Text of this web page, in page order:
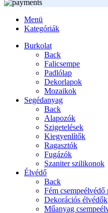
Menü
Kategóriák
Burkolat
Back
Falicsempe
Padlólap
Dekorlapok
Mozaikok
Segédanyag
Back
Alapozók
Szigetelések
Kiegyenlítők
Ragasztók
Fugázók
Szaniter szilikonok
Élvédő
Back
Fém
Dekorációs élvédők
Műanyag